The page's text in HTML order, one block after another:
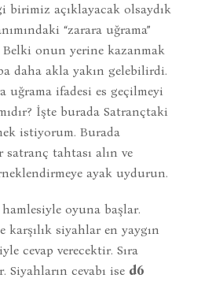
birimiz açıklayacak olsaydık
“zarara uğrama”
onun yerine kazanmak
daha akla yakın gelebilirdi.
uğrama ifadesi es geçilmeyi
İşte burada Satrançtaki
istiyorum. Burada
tahtası alın ve
ayak uydurun.
oyuna başlar.
karşılık siyahlar en yaygın
cevap verecektir. Sıra
Siyahların cevabı ise d6